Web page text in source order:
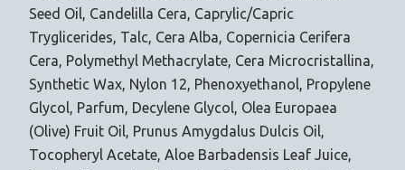
Seed Oil, Candelilla Cera, Caprylic/Capric
Tryglicerides, Talc, Cera Alba, Copernicia Cerifera
Cera, Polymethyl Methacrylate, Cera Microcristallina,
Synthetic Wax, Nylon 12, Phenoxyethanol, Propylene
Glycol, Parfum, Decylene Glycol, Olea Europaea
(Olive) Fruit Oil, Prunus Amygdalus Dulcis Oil,
Tocopheryl Acetate, Aloe Barbadensis Leaf Juice,